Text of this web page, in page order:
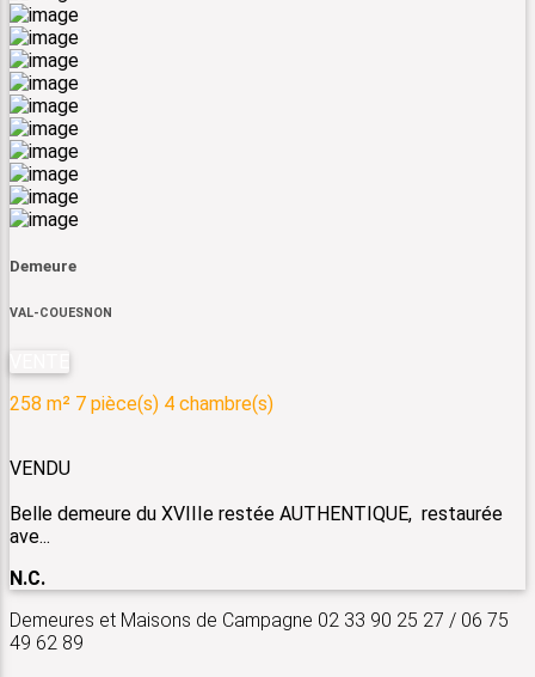
Demeure
VAL-COUESNON
258 m² 7 pièce(s) 4 chambre(s)
VENDU
Belle demeure du XVIIIe restée AUTHENTIQUE, restaurée
ave...
N.C.
Demeures et Maisons de Campagne 02 33 90 25 27 / 06 75
49 62 89